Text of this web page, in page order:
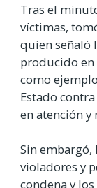
Tras el
víctimas,
quien señaló
producido en
como
Estado
en atención y
Sin embargó,
violadores y
condena y